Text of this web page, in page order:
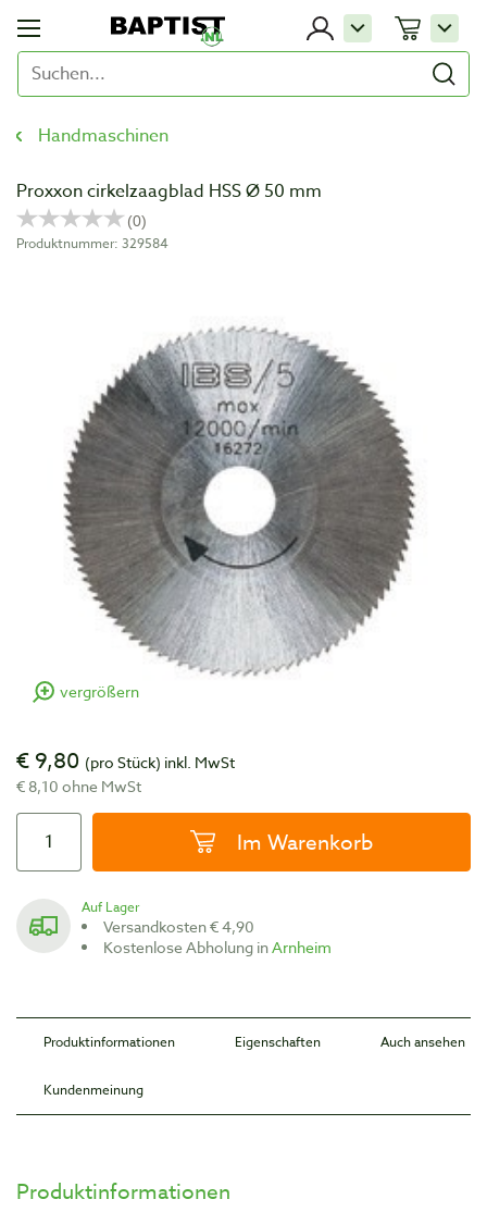
Handmaschinen
Proxxon cirkelzaagblad HSS Ø 50 mm
Produktnummer: 329584
vergrößern
€ 9,80 (pro Stück) inkl. MwSt
€ 8,10 ohne MwSt
Im Warenkorb
Auf Lager
Versandkosten € 4,90
Kostenlose Abholung inArnheim
Produktinformationen Eigenschaften Auch ansehen
Kundenmeinung
Produktinformationen